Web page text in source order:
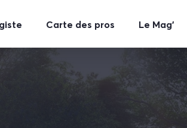
Carte des pros Le Mag’